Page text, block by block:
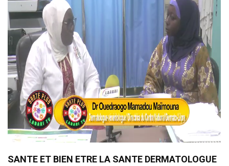
SANTE ET BIEN ETRE LA SANTE DERMATOLOGUE